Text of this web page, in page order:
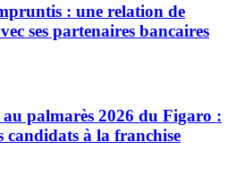
: une relation de
ses partenaires bancaires
palmarès 2026 du Figaro :
à la franchise